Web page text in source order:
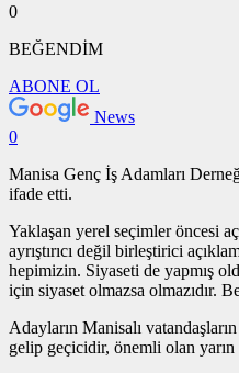
0
BEĞENDİM
ABONE OL
News
0
Manisa Genç İş Adamları
ifade etti.
Yaklaşan yerel seçimler öncesi
ayrıştırıcı değil birleştirici
hepimizin. Siyaseti de yapmış
için siyaset olmazsa olmazıdır.
Adayların Manisalı
gelip geçicidir, önemli olan